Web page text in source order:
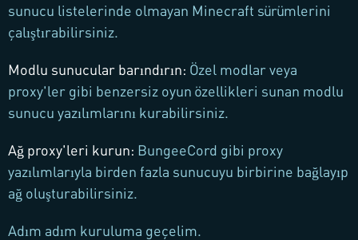
sunucu listelerinde olmayan Minecraft sürümlerini
çalıştırabilirsiniz.
Modlu sunucular barındırın: Özel modlar veya
proxy'ler gibi benzersiz oyun özellikleri sunan modlu
sunucu yazılımlarını kurabilirsiniz.
Ağ proxy'leri kurun: BungeeCord gibi proxy
yazılımlarıyla birden fazla sunucuyu birbirine bağlayıp
ağ oluşturabilirsiniz.
Adım adım kuruluma geçelim.